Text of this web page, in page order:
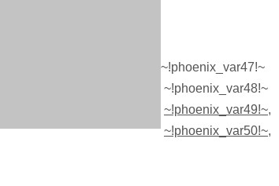
~!phoenix_var47!~
~!phoenix_var48!~
~!phoenix_var49!~,
~!phoenix_var50!~,